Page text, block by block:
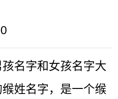
名字和女孩名字大
姓名字，是一个缑